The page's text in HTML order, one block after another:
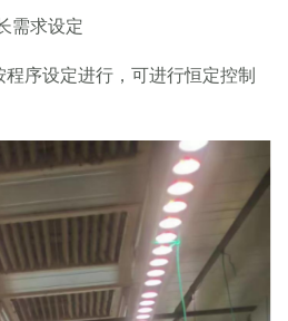
需求设定
序设定进行，可进行恒定控制